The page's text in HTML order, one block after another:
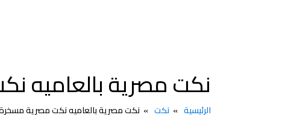
نكت مصرية بالعاميه
الرئيسية نكت نكت مصرية بالعاميه نكت مصرية